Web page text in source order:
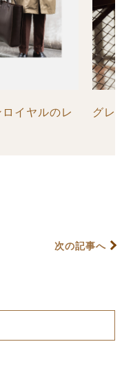
イヤルのレ
グレ
次の記事へ